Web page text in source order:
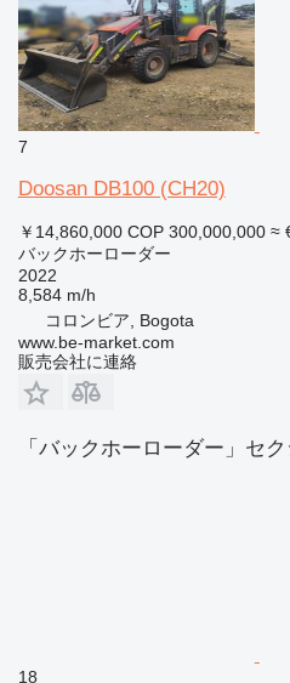
7
Doosan DB100 (CH20)
￥14,860,000 COP 300,000,000 ≈
バックホーローダー
2022
8,584 m/h
コロンビア, Bogota
www.be-market.com
販売会社に連絡
「バックホーローダー」セ
18